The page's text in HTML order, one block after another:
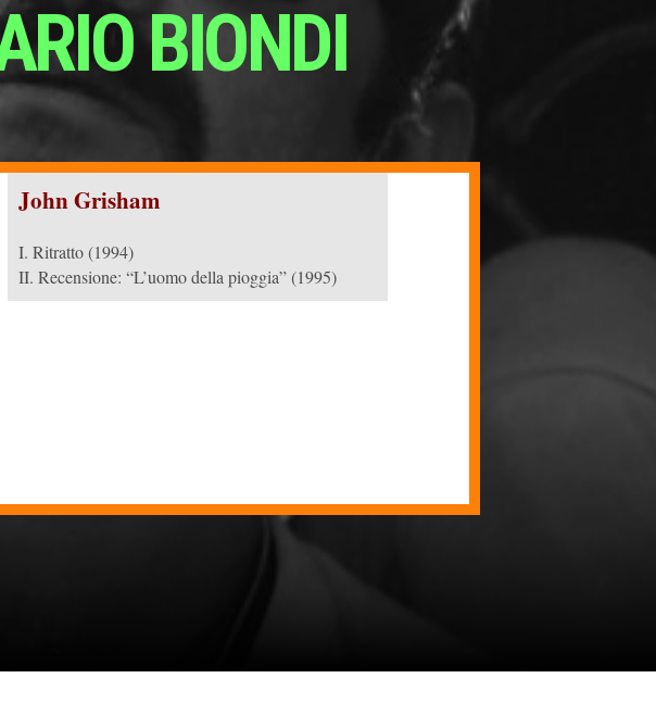
BIONDI
John Grisham
I. Ritratto (1994)
II. Recensione: “L’uomo della pioggia” (1995)